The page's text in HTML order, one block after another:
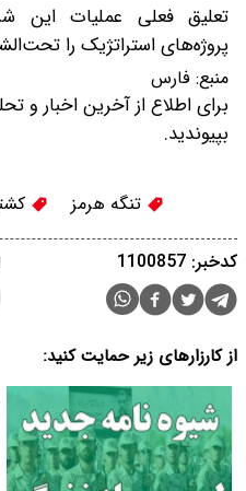
تعلیق فعلی عملیات این
پروژه‌های استراتژیک را
منبع: فارس
برای اطلاع از آخرین اخبار و
بپیوندید.
تنگه هرمز
کدخبر: 1100857
از کارزارهای زیر حمایت کنید: